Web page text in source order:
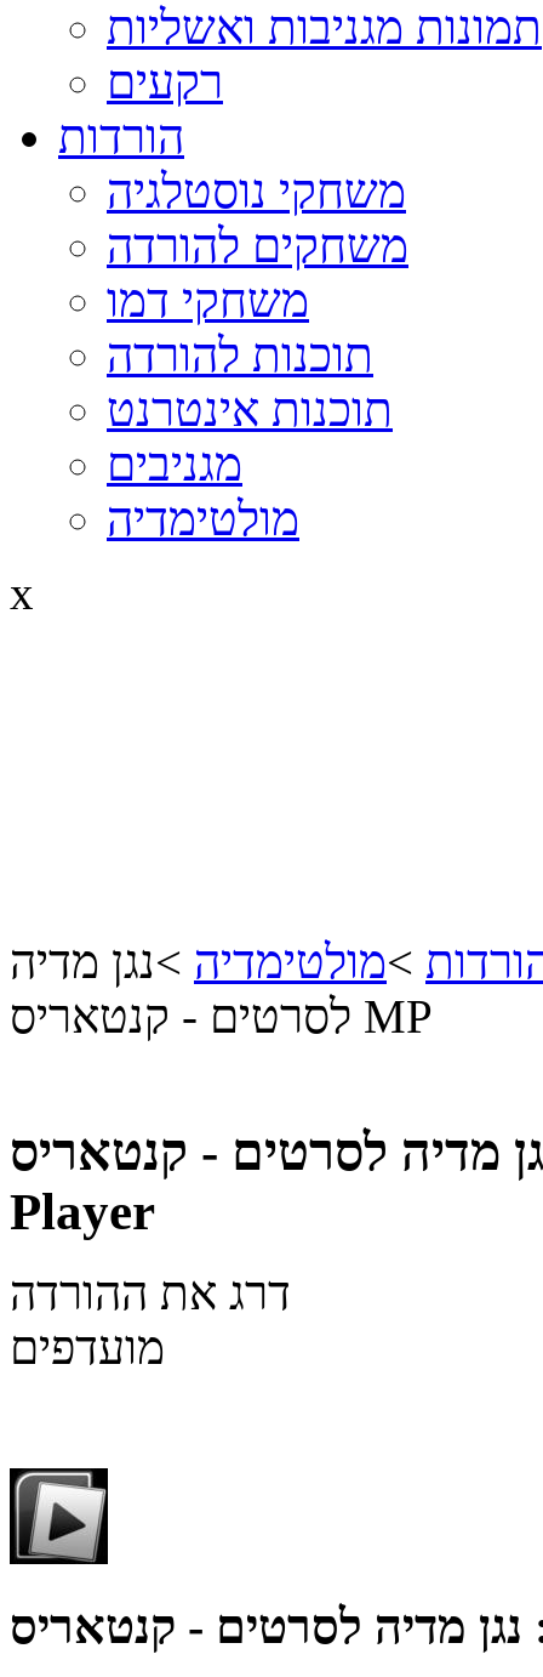
תמונות מגניבות ואשליות
רקעים
הורדות
משחקי נוסטלגיה
משחקים להורדה
משחקי דמו
תוכנות להורדה
תוכנות אינטרנט
מגניבים
מולטימדיה
x
>מולטימדיה >נגן מדיה
לסרטים - קנטאריס MP
Player
דרג את ההורדה
מועדפים